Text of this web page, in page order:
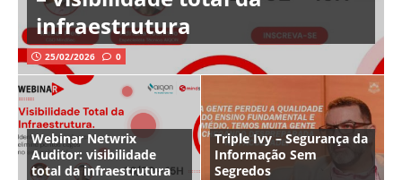
infraestrutura
25/02/2026 0
Webinar Netwrix
Auditor: visibilidade
total da infraestrutura
Triple Ivy – Segurança da
Informação Sem
Segredos